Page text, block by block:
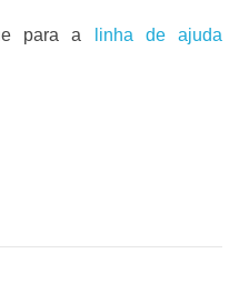
para a
linha de ajuda